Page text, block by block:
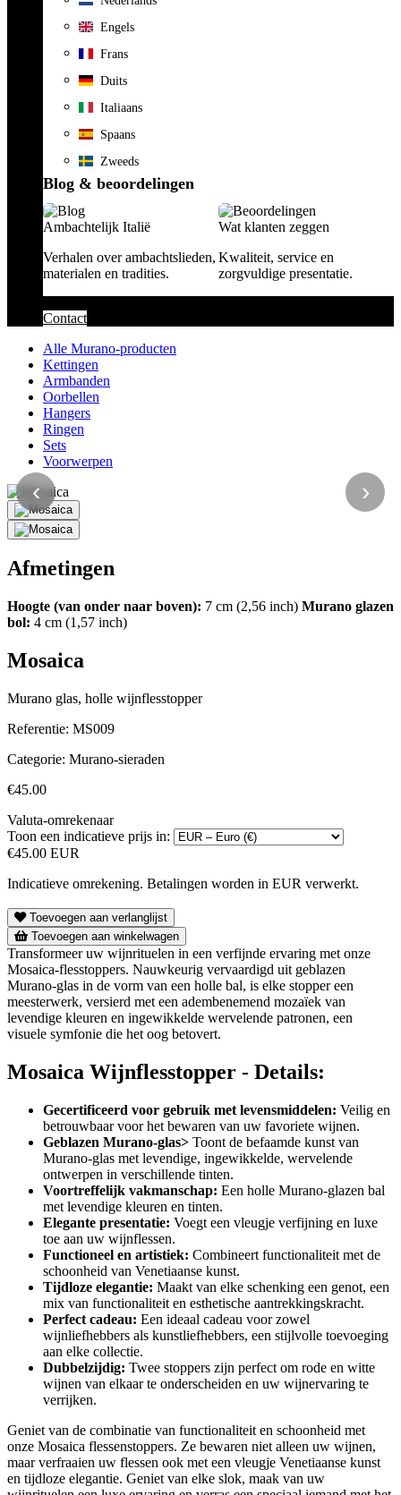
Engels
Frans
Duits
Italiaans
Spaans
Zweeds
Blog & beoordelingen
Ambachtelijk Italië
Verhalen over ambachtslieden,
materialen en tradities.
Wat klanten zeggen
Kwaliteit, service en
zorgvuldige presentatie.
Contact
Alle Murano-producten
Kettingen
Armbanden
Oorbellen
Hangers
Ringen
Sets
Voorwerpen
‹ ›
Afmetingen
Hoogte (van onder naar boven): 7 cm (2,56 inch) Murano glazen
bol: 4 cm (1,57 inch)
Mosaica
Murano glas, holle wijnflesstopper
Referentie: MS009
Categorie: Murano-sieraden
€45.00
Valuta-omrekenaar
Toon een indicatieve prijs in:
€45.00 EUR
Indicatieve omrekening. Betalingen worden in EUR verwerkt.
Toevoegen aan verlanglijst
Toevoegen aan winkelwagen
Transformeer uw wijnrituelen in een verfijnde ervaring met onze
Mosaica-flesstoppers. Nauwkeurig vervaardigd uit geblazen
Murano-glas in de vorm van een holle bal, is elke stopper een
meesterwerk, versierd met een adembenemend mozaïek van
levendige kleuren en ingewikkelde wervelende patronen, een
visuele symfonie die het oog betovert.
Mosaica Wijnflesstopper - Details:
Gecertificeerd voor gebruik met levensmiddelen: Veilig en
betrouwbaar voor het bewaren van uw favoriete wijnen.
Geblazen Murano-glas> Toont de befaamde kunst van
Murano-glas met levendige, ingewikkelde, wervelende
ontwerpen in verschillende tinten.
Voortreffelijk vakmanschap: Een holle Murano-glazen bal
met levendige kleuren en tinten.
Elegante presentatie: Voegt een vleugje verfijning en luxe
toe aan uw wijnflessen.
Functioneel en artistiek: Combineert functionaliteit met de
schoonheid van Venetiaanse kunst.
Tijdloze elegantie: Maakt van elke schenking een genot, een
mix van functionaliteit en esthetische aantrekkingskracht.
Perfect cadeau: Een ideaal cadeau voor zowel
wijnliefhebbers als kunstliefhebbers, een stijlvolle toevoeging
aan elke collectie.
Dubbelzijdig: Twee stoppers zijn perfect om rode en witte
wijnen van elkaar te onderscheiden en uw wijnervaring te
verrijken.
Geniet van de combinatie van functionaliteit en schoonheid met
onze Mosaica flessenstoppers. Ze bewaren niet alleen uw wijnen,
maar verfraaien uw flessen ook met een vleugje Venetiaanse kunst
en tijdloze elegantie. Geniet van elke slok, maak van uw